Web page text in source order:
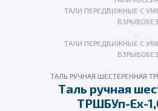
ТАЛИ ПЕРЕДВИЖНЫЕ С
ВЗРЫВОБЕЗ.
ТАЛИ ПЕРЕДВИЖНЫЕ С
ВЗРЫВОБЕЗ.
ТАЛЬ РУЧНАЯ ШЕСТЕРЕННАЯ
Таль ручная
ТРШБУп-Ех-